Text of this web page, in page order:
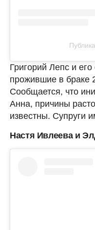
Григорий Лепс и
прожившие в браке
Сообщается, что
Анна, причины
известны. Супруги
Настя Ивлеева и